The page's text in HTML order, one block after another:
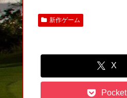
新作ゲーム
X
Pocket